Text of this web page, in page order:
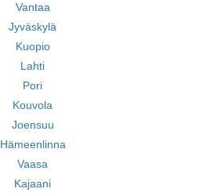
Vantaa
Jyväskylä
Kuopio
Lahti
Pori
Kouvola
Joensuu
Hämeenlinna
Vaasa
Kajaani